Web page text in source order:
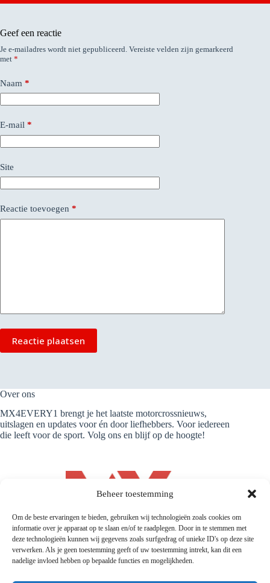
Beheer toestemming
Om de beste ervaringen te bieden, gebruiken wij technologieën zoals cookies om
informatie over je apparaat op te slaan en/of te raadplegen. Door in te stemmen met
deze technologieën kunnen wij gegevens zoals surfgedrag of unieke ID's op deze site
verwerken. Als je geen toestemming geeft of uw toestemming intrekt, kan dit een
nadelige invloed hebben op bepaalde functies en mogelijkheden.
Geef een reactie
Je e-mailadres wordt niet gepubliceerd. Vereiste velden zijn gemarkeerd
met *
Naam *
E-mail *
Site
Reactie toevoegen *
Reactie plaatsen
Over ons
MX4EVERY1 brengt je het laatste motorcrossnieuws,
uitslagen en updates voor én door liefhebbers. Voor iedereen
die leeft voor de sport. Volg ons en blijf op de hoogte!